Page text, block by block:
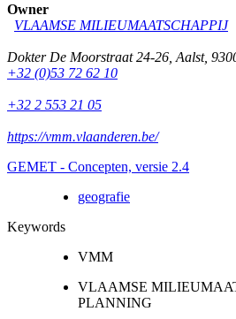
Owner
VLAAMSE MILIEUMAATSCHAPPIJ
Dokter De Moorstraat 24-26 Aalst,
+32 (0)53 72 62 10
+32 2 553 21 05
https://vmm.vlaanderen.be/
GEMET - Concepten, versie 2.4
geografie
Keywords
VMM
VLAAMSE
PLANNING